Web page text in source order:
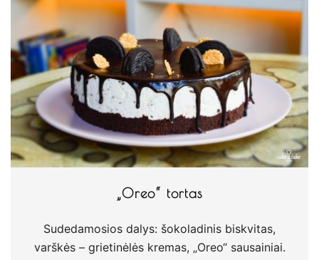
„Oreo“ tortas
Sudedamosios dalys: šokoladinis biskvitas,
varškės – grietinėlės kremas, „Oreo“ sausainiai.